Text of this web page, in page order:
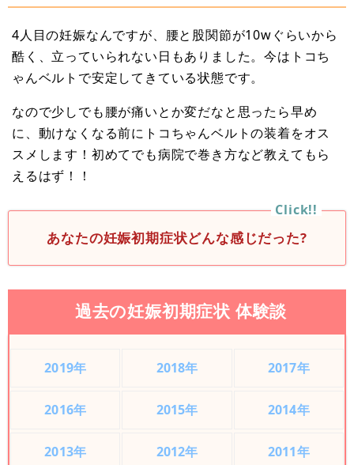
4人目の妊娠なんですが、腰と股関節が10wぐらいから
酷く、立っていられない日もありました。今はトコち
ゃんベルトで安定してきている状態です。
なので少しでも腰が痛いとか変だなと思ったら早め
に、動けなくなる前にトコちゃんベルトの装着をオス
スメします！初めてでも病院で巻き方など教えてもら
えるはず！！
あなたの妊娠初期症状どんな感じだった?
過去の妊娠初期症状 体験談
2019年 2018年 2017年
2016年 2015年 2014年
2013年 2012年 2011年